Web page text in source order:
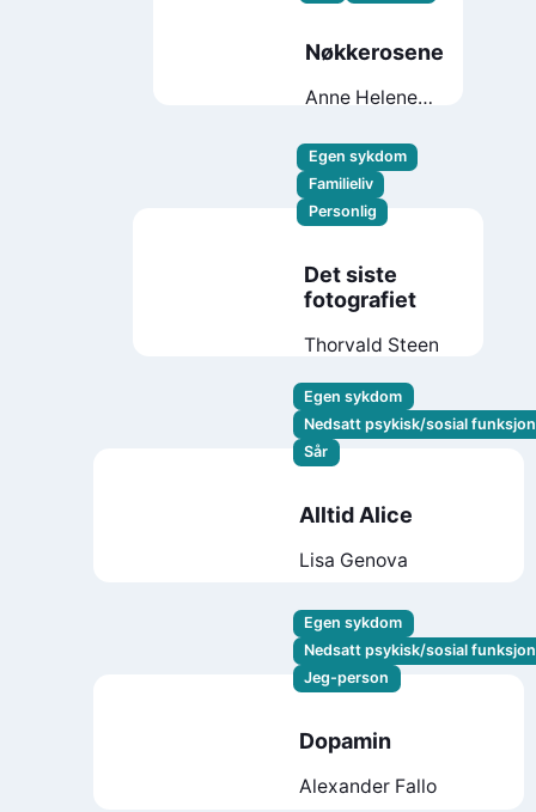
Nøkkerosene
Anne Helene
Egen sykdom
Familieliv
Personlig
Det siste
fotografiet
Thorvald Steen
Egen sykdom
Nedsatt psykisk/sosial
Sår
Alltid Alice
Lisa Genova
Egen sykdom
Nedsatt psykisk/sosial
Jeg-person
Dopamin
Alexander Fallo